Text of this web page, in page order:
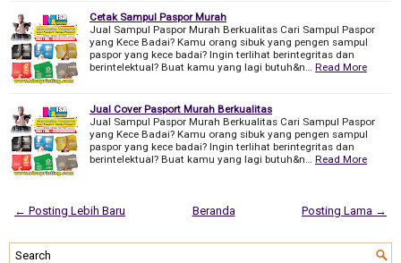
Cetak Sampul Paspor Murah
Jual Sampul Paspor Murah Berkualitas Cari Sampul Paspor
yang Kece Badai? Kamu orang sibuk yang pengen sampul
paspor yang kece badai? Ingin terlihat berintegritas dan
berintelektual? Buat kamu yang lagi butuh&n…
Read More
Jual Cover Pasport Murah Berkualitas
Jual Sampul Paspor Murah Berkualitas Cari Sampul Paspor
yang Kece Badai? Kamu orang sibuk yang pengen sampul
paspor yang kece badai? Ingin terlihat berintegritas dan
berintelektual? Buat kamu yang lagi butuh&n…
Read More
← Posting Lebih Baru Posting Lama →
Beranda